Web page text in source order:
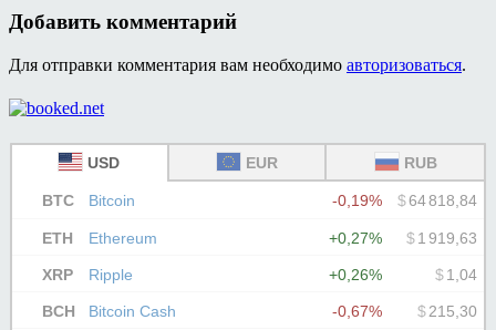
Добавить комментарий
Для отправки комментария вам необходимо авторизоваться.